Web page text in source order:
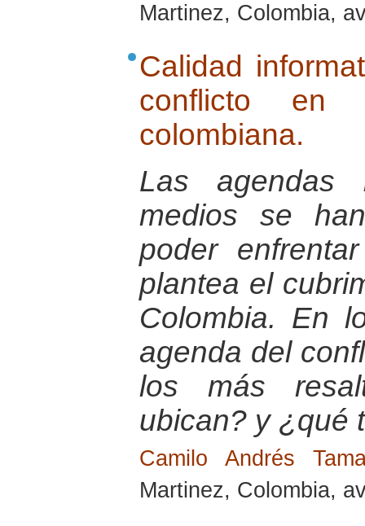
Martinez, Colombia,
Calidad
conflicto en
colombiana.
Las agendas
medios se
poder
plantea el
Colombia. En
agenda del
los más
ubican? y ¿qué
Camilo Andrés
Martinez, Colombia,